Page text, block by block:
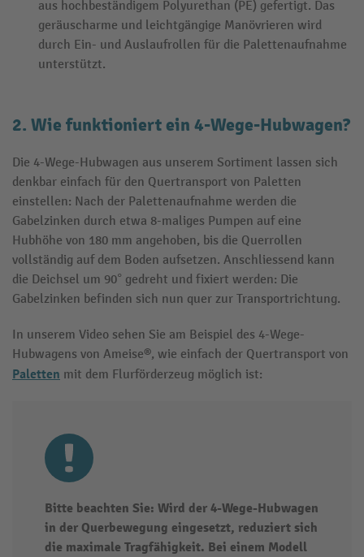
aus hochbeständigem Polyurethan (PE) gefertigt. Das
geräuscharme und leichtgängige Manövrieren wird
durch Ein- und Auslaufrollen für die Palettenaufnahme
unterstützt.
2. Wie funktioniert ein 4-Wege-Hubwagen?
Die 4-Wege-Hubwagen aus unserem Sortiment lassen sich
denkbar einfach für den Quertransport von Paletten
einstellen: Nach der Palettenaufnahme werden die
Gabelzinken durch etwa 8-maliges Pumpen auf eine
Hubhöhe von 180 mm angehoben, bis die Querrollen
vollständig auf dem Boden aufsetzen. Anschliessend kann
die Deichsel um 90° gedreht und fixiert werden: Die
Gabelzinken befinden sich nun quer zur Transportrichtung.
In unserem Video sehen Sie am Beispiel des 4-Wege-
Hubwagens von Ameise®, wie einfach der Quertransport von
Paletten mit dem Flurförderzeug möglich ist:
Bitte beachten Sie: Wird der 4-Wege-Hubwagen
in der Querbewegung eingesetzt, reduziert sich
die maximale Tragfähigkeit. Bei einem Modell